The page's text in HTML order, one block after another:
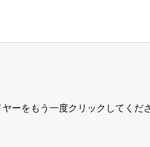
ーをもう一度クリックしてくださ